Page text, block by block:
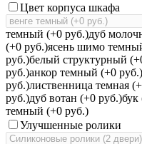
Цвет корпуса шкафа
темный (+0 руб.)дуб
(+0 руб.)ясень шимо
руб.)белый структурный
руб.)анкор темный (+0 руб.)
руб.)лиственница темная
руб.)дуб вотан (+0 руб.)бук
темный (+0 руб.)
Улучшенные ролики